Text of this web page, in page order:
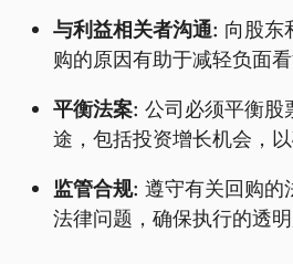
与利益相关者沟通: 向股东
购的原因有助于减轻负面看
平衡法案: 公司必须平衡股
途，包括投资增长机会，
监管合规: 遵守有关回购的
法律问题，确保执行的透明